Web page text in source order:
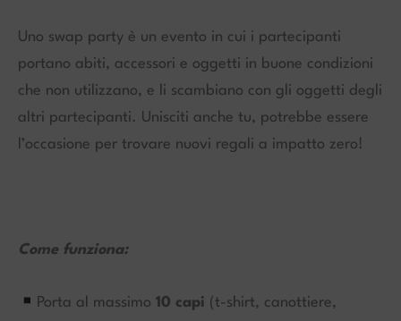
Uno swap party è un evento in cui i partecipanti
portano abiti, accessori e oggetti in buone condizioni
che non utilizzano, e li scambiano con gli oggetti degli
altri partecipanti. Unisciti anche tu, potrebbe essere
l’occasione per trovare nuovi regali a impatto zero!
Come funziona:
Porta al massimo 10 capi (t-shirt, canottiere,